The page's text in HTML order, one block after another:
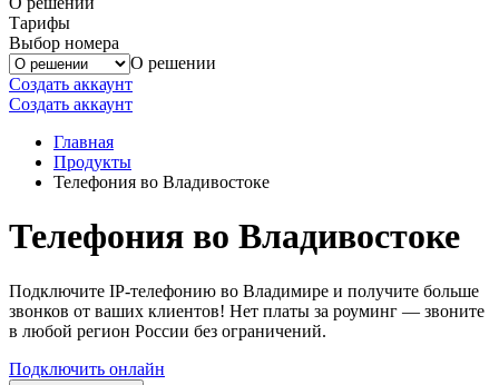
Тарифы
Выбор номера
О решении
Создать аккаунт
Создать аккаунт
Главная
Продукты
Телефония во Владивостоке
Телефония во Владивостоке
Подключите IP-телефонию во Владимире и получите больше
звонков от ваших клиентов! Нет платы за роуминг — звоните
в любой регион России без ограничений.
Подключить онлайн